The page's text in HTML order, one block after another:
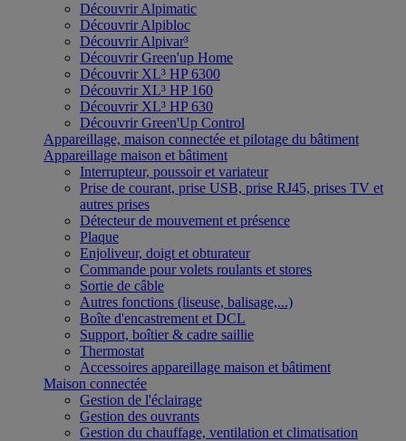
Découvrir Alpimatic
Découvrir Alpibloc
Découvrir Alpivar³
Découvrir Green'up Home
Découvrir XL³ HP 6300
Découvrir XL³ HP 160
Découvrir XL³ HP 630
Découvrir Green'Up Control
Appareillage, maison connectée et pilotage du bâtiment
Appareillage maison et bâtiment
Interrupteur, poussoir et variateur
Prise de courant, prise USB, prise RJ45, prises TV et
autres prises
Détecteur de mouvement et présence
Plaque
Enjoliveur, doigt et obturateur
Commande pour volets roulants et stores
Sortie de câble
Autres fonctions (liseuse, balisage,...)
Boîte d'encastrement et DCL
Support, boîtier & cadre saillie
Thermostat
Accessoires appareillage maison et bâtiment
Maison connectée
Gestion de l'éclairage
Gestion des ouvrants
Gestion du chauffage, ventilation et climatisation